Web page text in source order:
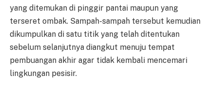
yang ditemukan di pinggir pantai maupun yang
terseret ombak. Sampah-sampah tersebut kemudian
dikumpulkan di satu titik yang telah ditentukan
sebelum selanjutnya diangkut menuju tempat
pembuangan akhir agar tidak kembali mencemari
lingkungan pesisir.